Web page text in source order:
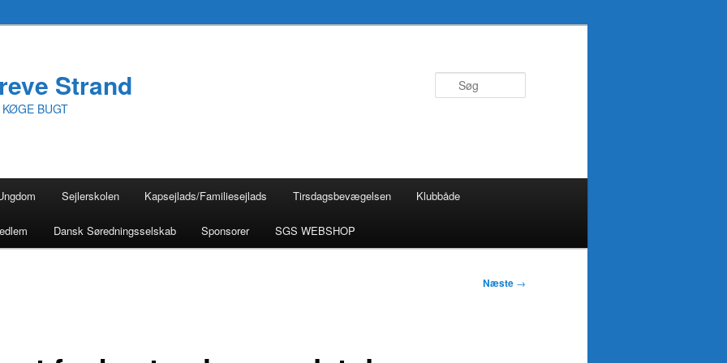
Strand
BUGT
Sejlerskolen Kapsejlads/Familiesejlads Tirsdagsbevægelsen Klubbåde
Dansk Søredningsselskab Sponsorer SGS WEBSHOP
Næste →